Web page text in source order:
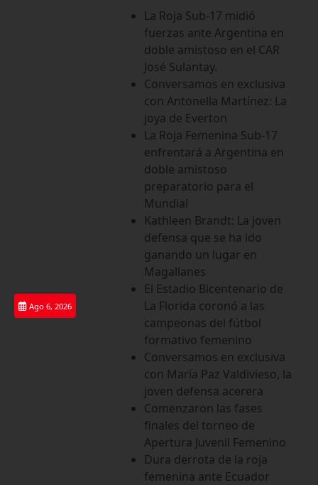
Ago 6, 2026
La Roja Sub-17 midió
fuerzas ante Argentina en
doble amistoso en el CAR
José Sulantay.
Conversamos en exclusiva
con Antonella Martínez: La
joya de Everton
La Roja Femenina Sub-17
enfrentará a Argentina en
doble amistoso
preparatorio para el
Mundial
Kathleen Brandt: La joven
defensa que se ha ido
ganando un lugar en
Magallanes
El Estadio Bicentenario de
La Florida coronó a las
campeonas del fútbol
formativo femenino
Conversamos en exclusiva
con María Paz Valdivieso, la
joven defensa acerera
Comenzaron las fases
finales del torneo de
Apertura Juvenil Femenino
Dura derrota de la roja
femenina ante Ecuador